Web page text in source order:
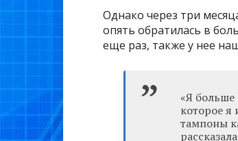
Однако через три
опять обратилась в
еще раз, также у нее
«Я больше
которое я
тампоны